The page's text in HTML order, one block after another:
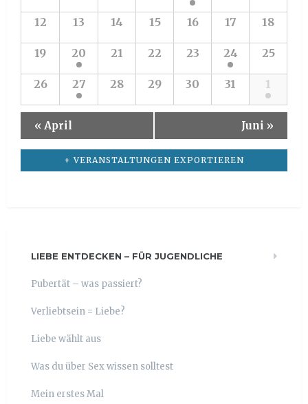
12 13 14 15 16 17 18
19 20 21 22 23 24 25
26 27 28 29 30 31 1
Kalender
Monatsnavigation
« April Juni »
+ VERANSTALTUNGEN EXPORTIEREN
LIEBE ENTDECKEN – FÜR JUGENDLICHE
Pubertät – was passiert?
Verliebtsein = Liebe?
Liebe wählt aus
Was du über Sex wissen solltest
Mein erstes Mal